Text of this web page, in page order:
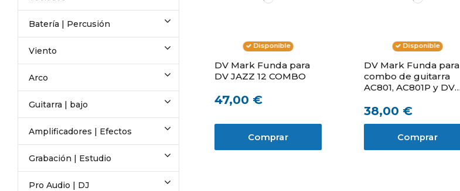
Disponible
DV Mark Funda para
DV JAZZ 12 COMBO
47,00 €
Comprar
Disponible
DV Mark Funda para
combo de guitarra
AC801, AC801P y DV
38,00 €
Comprar
Batería | Percusión
Viento
Arco
Guitarra | bajo
Amplificadores | Efectos
Grabación | Estudio
Pro Audio | DJ